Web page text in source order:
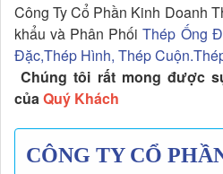
Công Ty Cổ Phần Kinh Doanh
khẩu và Phân Phối Thép Ống
Đặc,Thép Hình, Thép
Chúng tôi rất mong được
của Quý Khách
CÔNG TY CỔ